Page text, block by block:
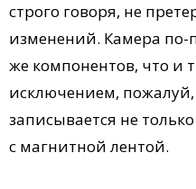
строго говоря, не
изменений. Камера по-
же компонентов, что и
исключением, пожалуй,
записывается не
с магнитной лентой.